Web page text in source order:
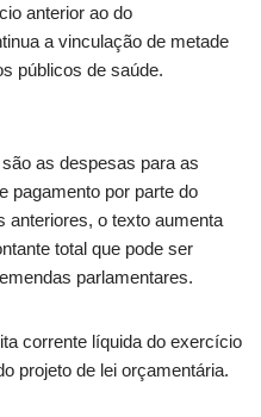
anterior ao do
a vinculação de metade
públicos de saúde.
as despesas para as
pagamento por parte do
anteriores, o texto aumenta
total que pode ser
parlamentares.
corrente líquida do exercício
projeto de lei orçamentária.